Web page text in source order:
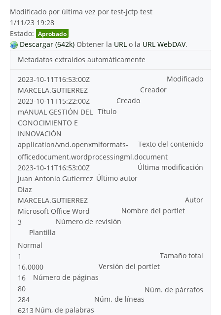
Modificado por última vez por test-jctp test
1/11/23 19:28
Estado: Aprobado
Descargar (642k) Obtener la URL o la URL WebDAV.
Metadatos extraídos automáticamente
Modificado
2023-10-11T16:53:00Z
Creador
MARCELA.GUTIERREZ
Creado
2023-10-11T15:22:00Z
Título
mANUAL GESTIÓN DEL
CONOCIMIENTO E
INNOVACIÓN
Texto del contenido
application/vnd.openxmlformats-
officedocument.wordprocessingml.document
Última modificación
2023-10-11T16:53:00Z
Último autor
Juan Antonio Gutierrez
Diaz
Autor
MARCELA.GUTIERREZ
Nombre del portlet
Microsoft Office Word
Número de revisión
3
Plantilla
Normal
Tamaño total
1
Versión del portlet
16.0000
Número de páginas
16
Núm. de párrafos
80
Núm. de líneas
284
Núm, de palabras
6213